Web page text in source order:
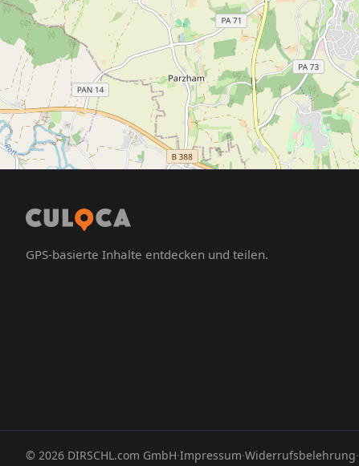
GPS-basierte Inhalte entdecken und teilen.
© 2026 DIRSCHL.com GmbH·Impressum·Widerrufsbelehrung·